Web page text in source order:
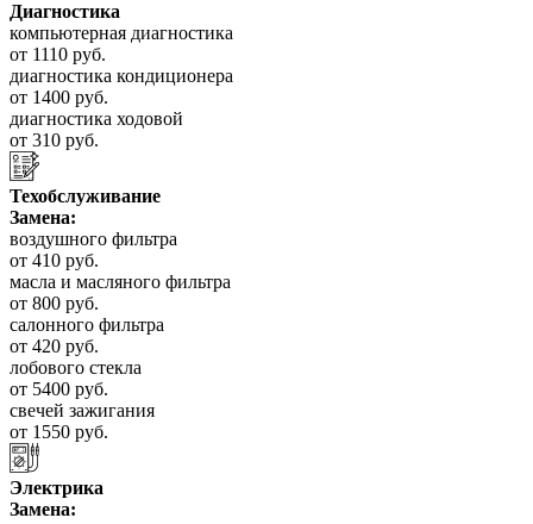
Диагностика
компьютерная диагностика
от 1110 руб.
диагностика кондиционера
от 1400 руб.
диагностика ходовой
от 310 руб.
Техобслуживание
Замена:
воздушного фильтра
от 410 руб.
масла и масляного фильтра
от 800 руб.
салонного фильтра
от 420 руб.
лобового стекла
от 5400 руб.
свечей зажигания
от 1550 руб.
Электрика
Замена: